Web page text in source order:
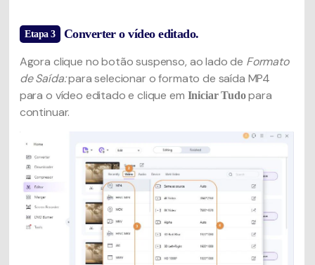
Etapa 3 Converter o vídeo editado.
Agora clique no botão suspenso, ao lado de Formato
de Saída:para selecionar o formato de saída MP4
para o vídeo editado e clique em Iniciar Tudopara
continuar.